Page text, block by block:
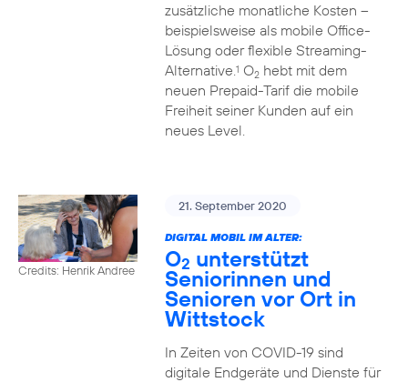
zusätzliche monatliche Kosten –
beispielsweise als mobile Office-
Lösung oder flexible Streaming-
Alternative.1 O2hebt mit dem
neuen Prepaid-Tarif die mobile
Freiheit seiner Kunden auf ein
neues Level.
Credits: Henrik Andree
21. September 2020
DIGITAL MOBIL IM ALTER:
O2 unterstützt
Seniorinnen und
Senioren vor Ort in
Wittstock
In Zeiten von COVID-19 sind
digitale Endgeräte und Dienste für